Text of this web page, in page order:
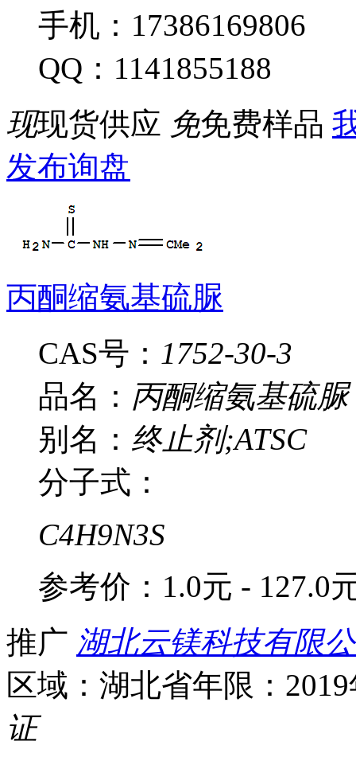
手机：17386169806
QQ：1141855188
现现货供应 免免费样品
发布询盘
丙酮缩氨基硫脲
CAS号： 1752-30-3
品名： 丙酮缩氨基硫脲
别名： 终止剂;ATSC
分子式：
C4H9N3S
参考价： 1.0元 - 127.0
推广 湖北云镁科技有限
区域：湖北省年限：
证